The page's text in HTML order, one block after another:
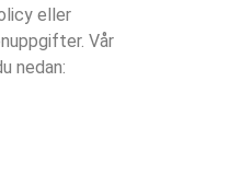
eller
Vår
nedan: